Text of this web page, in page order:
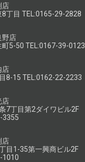
店
丁目 TEL:0165-29-2828
野店
5-50 TEL:0167-39-0123
店
8-15 TEL:0162-22-2233
店
7丁目第2ダイワビル2F
3355
店
目1-35第一興商ビル2F
1010